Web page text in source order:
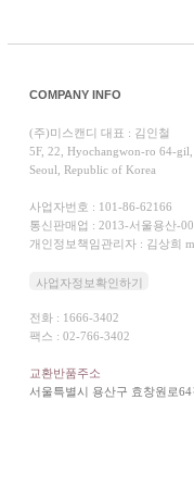
COMPANY INFO
(주)미스캔디 대표 : 김인철
5F, 22, Hyochangwon-ro 64-gil,
Seoul, Republic of Korea
사업자번호 : 101-86-62166
통신판매업 : 2013-서울용산-
개인정보책임관리자 : 김상희
사업자정보확인하기
전화 : 1666-3402
팩스 : 02-766-3402
교환반품주소
서울특별시 용산구 효창원로